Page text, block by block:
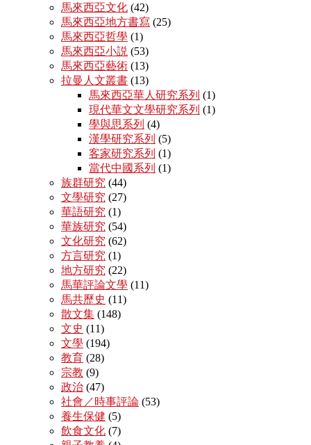
馬來西亞文化 (42)
馬來西亞地方書寫 (25)
馬來西亞哲學 (1)
馬來西亞小説 (53)
馬來西亞藝術 (13)
拉曼人文叢書 (13)
馬來西亞華人研究系列 (1)
現代華文文學研究系列 (1)
學與思系列 (4)
漢學研究系列 (5)
客家研究系列 (1)
當代中國系列 (1)
族群研究 (44)
文學研究 (27)
華語研究 (1)
華族研究 (54)
文化研究 (62)
方言研究 (1)
地方研究 (22)
馬華評論文學 (11)
馬共歷史 (11)
散文集 (148)
文史 (11)
文學 (194)
教育 (28)
宗教 (9)
政治 (47)
社會／時事評論 (53)
養生保健 (5)
飲食文化 (7)